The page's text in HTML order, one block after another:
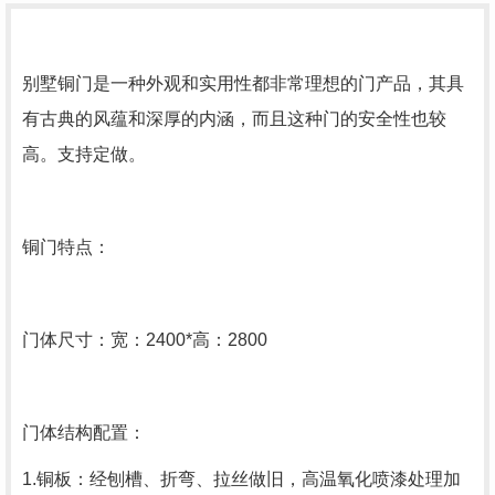
别墅铜门是一种外观和实用性都非常理想的门产品，其具
有古典的风蕴和深厚的内涵，而且这种门的安全性也较
高。支持定做。
铜门特点：
门体尺寸：宽：2400*高：2800
门体结构配置：
1.铜板：经刨槽、折弯、拉丝做旧，高温氧化喷漆处理加